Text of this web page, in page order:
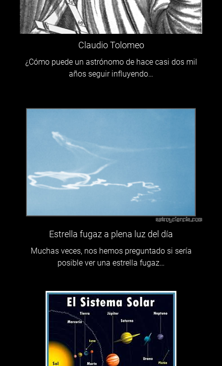
Claudio Tolomeo
¿Cómo puede un astrónomo de hace casi dos mil
años seguir influyendo…
Estrella fugaz a plena luz del día
Muchas veces, nos hemos preguntado si sería
posible ver una estrella fugaz…